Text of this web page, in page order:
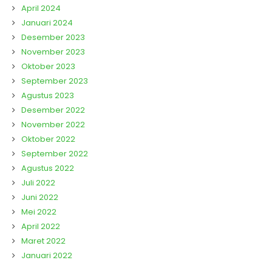
April 2024
Januari 2024
Desember 2023
November 2023
Oktober 2023
September 2023
Agustus 2023
Desember 2022
November 2022
Oktober 2022
September 2022
Agustus 2022
Juli 2022
Juni 2022
Mei 2022
April 2022
Maret 2022
Januari 2022